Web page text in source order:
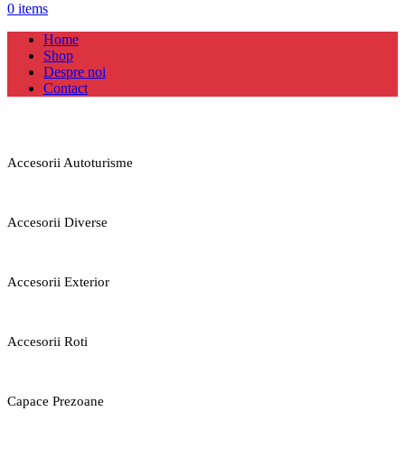
0 items
Home
Shop
Despre noi
Contact
Accesorii Autoturisme
Accesorii Diverse
Accesorii Exterior
Accesorii Roti
Capace Prezoane